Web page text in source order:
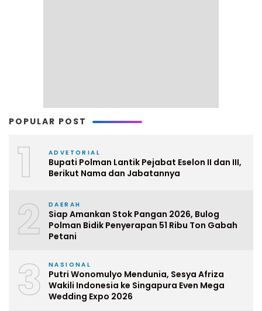
POPULAR POST
1 ADVETORIAL
Bupati Polman Lantik Pejabat Eselon II dan III,
Berikut Nama dan Jabatannya
2 DAERAH
Siap Amankan Stok Pangan 2026, Bulog
Polman Bidik Penyerapan 51 Ribu Ton Gabah
Petani
3 NASIONAL
Putri Wonomulyo Mendunia, Sesya Afriza
Wakili Indonesia ke Singapura Even Mega
Wedding Expo 2026